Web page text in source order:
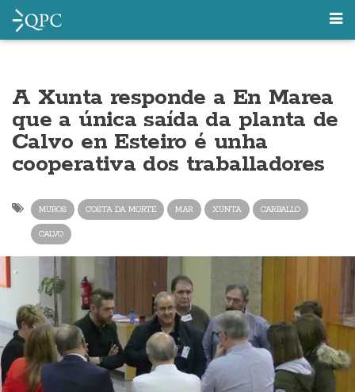
A Xunta responde a En Marea
que a única saída da planta de
Calvo en Esteiro é unha
cooperativa dos traballadores
MUROS COSTA DA MORTE MAR XUNTA CARBALLO
CALVO